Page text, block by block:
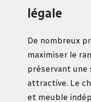
légale
De nombreux
maximiser le
préservant une
attractive. Le
et meuble